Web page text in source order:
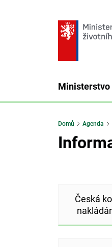
Ministerstvo
Domů Agenda
Česká